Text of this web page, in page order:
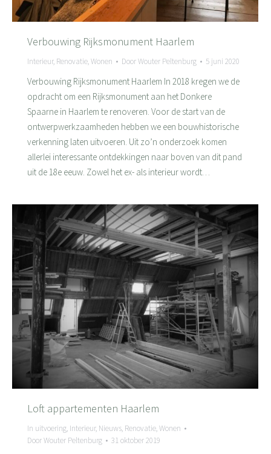
Verbouwing Rijksmonument Haarlem
Interieur, Renovatie,Wonen DoorWouter Peltenburg 5 juni 2020
Verbouwing Rijksmonument Haarlem In 2018 kregen we de
opdracht om een Rijksmonument aan het Donkere
Spaarne in Haarlem te renoveren. Voor de start van de
ontwerpwerkzaamheden hebben we een bouwhistorische
verkenning laten uitvoeren. Uit zo’n onderzoek komen
allerlei interessante ontdekkingen naar boven van dit pand
uit de 18e eeuw. Zowel het ex- als interieur wordt…
Loft appartementen Haarlem
In uitvoering, Interieur, Nieuws, Renovatie,Wonen
DoorWouter Peltenburg 31 oktober 2019